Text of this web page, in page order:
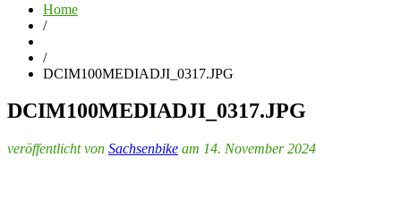
Home
/
/
DCIM100MEDIADJI_0317.JPG
DCIM100MEDIADJI_0317.JPG
veröffentlicht von Sachsenbike am 14. November 2024